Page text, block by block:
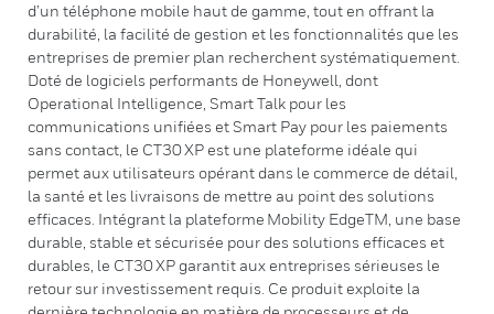
d’un téléphone mobile haut de gamme, tout en offrant la
durabilité, la facilité de gestion et les fonctionnalités que les
entreprises de premier plan recherchent systématiquement.
Doté de logiciels performants de Honeywell, dont
Operational Intelligence, Smart Talk pour les
communications unifiées et Smart Pay pour les paiements
sans contact, le CT30 XP est une plateforme idéale qui
permet aux utilisateurs opérant dans le commerce de détail,
la santé et les livraisons de mettre au point des solutions
efficaces. Intégrant la plateforme Mobility EdgeTM, une base
durable, stable et sécurisée pour des solutions efficaces et
durables, le CT30 XP garantit aux entreprises sérieuses le
retour sur investissement requis. Ce produit exploite la